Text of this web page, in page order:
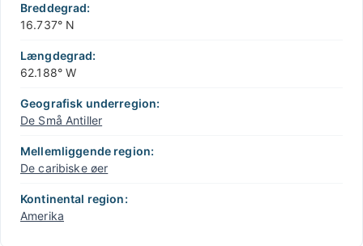
Breddegrad:
16.737° N
Længdegrad:
62.188° W
Geografisk underregion:
De Små Antiller
Mellemliggende region:
De caribiske øer
Kontinental region:
Amerika